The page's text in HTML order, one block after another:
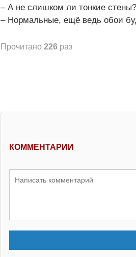
– А не слишком ли тонкие стены?
– Нормальные, ещё ведь обои
Прочитано 226 раз
КОММЕНТАРИИ